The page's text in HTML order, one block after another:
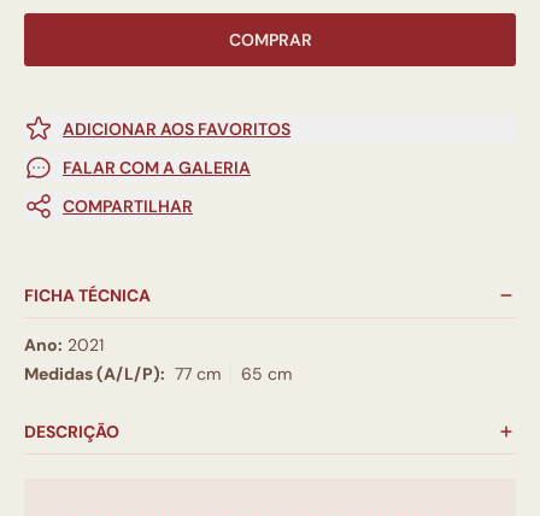
COMPRAR
ADICIONAR AOS FAVORITOS
FALAR COM A GALERIA
COMPARTILHAR
FICHA TÉCNICA
Ano: 2021
Medidas (A/L/P): 77 cm 65 cm
DESCRIÇÃO